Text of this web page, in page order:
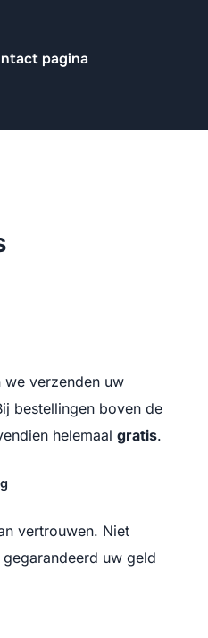
pagina
we verzenden uw
bestellingen boven de
helemaal gratis.
vertrouwen. Niet
uw geld